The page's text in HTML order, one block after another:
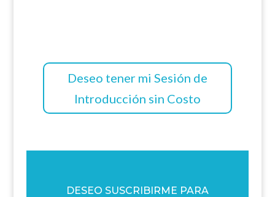
Deseo tener mi Sesión de
Introducción sin Costo
DESEO SUSCRIBIRME PARA